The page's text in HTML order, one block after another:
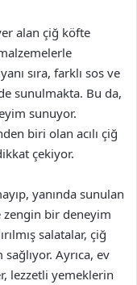
alan çiğ köfte
sıra, farklı sos ve
sunulmakta. Bu da,
sunuyor.
biri olan acılı çiğ
çekiyor.
yanında sunulan
zengin bir deneyim
salatalar, çiğ
Ayrıca, ev
lezzetli yemeklerin